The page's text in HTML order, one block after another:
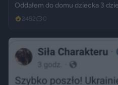
Oddałem do domu dziecka 3
2452 0